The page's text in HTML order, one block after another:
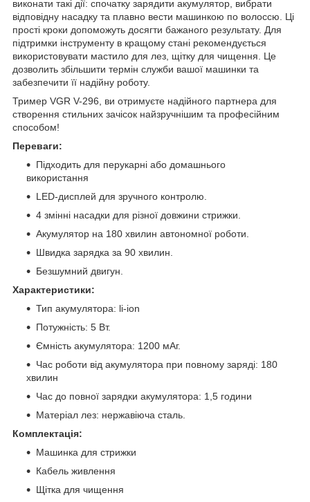
виконати такі дії: спочатку зарядити акумулятор, вибрати
відповідну насадку та плавно вести машинкою по волоссю. Ці
прості кроки допоможуть досягти бажаного результату. Для
підтримки інструменту в кращому стані рекомендується
використовувати мастило для лез, щітку для чищення. Це
дозволить збільшити термін служби вашої машинки та
забезпечити її надійну роботу.
Тример VGR V-296, ви отримуєте надійного партнера для
створення стильних зачісок найзручнішим та професійним
способом!
Переваги:
Підходить для перукарні або домашнього
використання
LED-дисплей для зручного контролю.
4 змінні насадки для різної довжини стрижки.
Акумулятор на 180 хвилин автономної роботи.
Швидка зарядка за 90 хвилин.
Безшумний двигун.
Характеристики:
Тип акумулятора: li-ion
Потужність: 5 Вт.
Ємність акумулятора: 1200 мАг.
Час роботи від акумулятора при повному заряді: 180
хвилин
Час до повної зарядки акумулятора: 1,5 години
Матеріал лез: нержавіюча сталь.
Комплектація:
Машинка для стрижки
Кабель живлення
Щітка для чищення